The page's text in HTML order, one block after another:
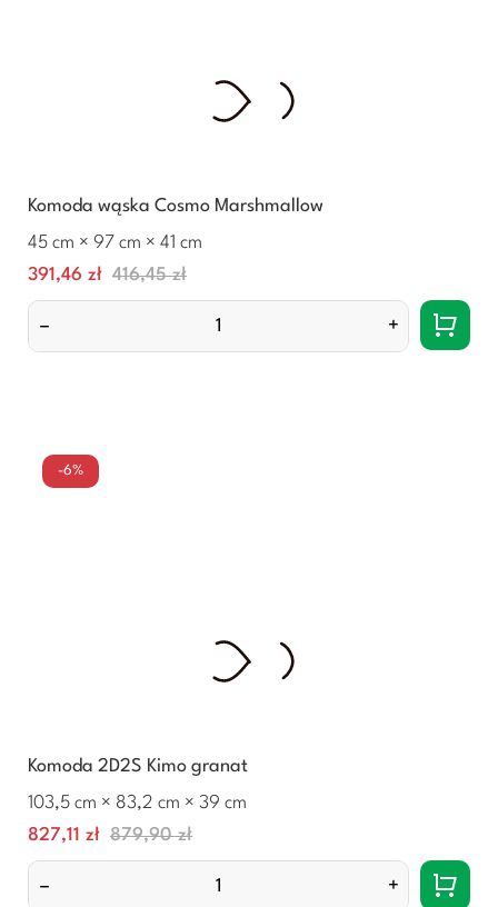
Komoda wąska Cosmo Marshmallow
45 cm × 97 cm × 41 cm
Cena
391,46 zł Normalna
cena
416,45 zł
– +
-6%
Komoda 2D2S Kimo granat
103,5 cm × 83,2 cm × 39 cm
Cena
827,11 zł Normalna
cena
879,90 zł
– +